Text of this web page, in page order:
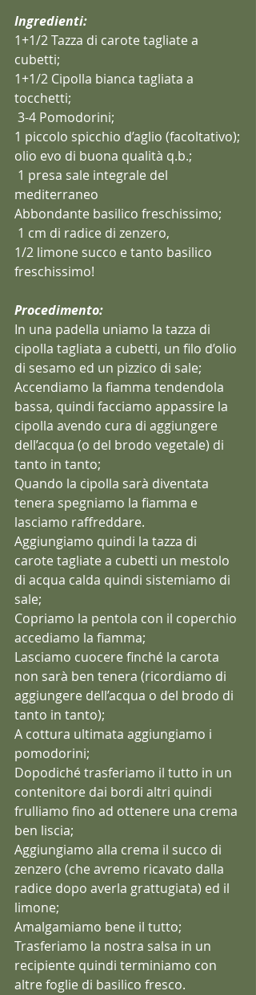
Ingredienti:
1+1/2 Tazza di carote tagliate a
cubetti;
1+1/2 Cipolla bianca tagliata a
tocchetti;
3-4 Pomodorini;
1 piccolo spicchio d’aglio (facoltativo);
olio evo di buona qualità q.b.;
mediterraneo
Abbondante basilico freschissimo;
1 cm di radice di zenzero,
1/2 limone succo e tanto basilico
freschissimo!
Procedimento:
In una padella uniamo la tazza di
cipolla tagliata a cubetti, un filo d’olio
di sesamo ed un pizzico di sale;
Accendiamo la fiamma tendendola
bassa, quindi facciamo appassire la
cipolla avendo cura di aggiungere
dell’acqua (o del brodo vegetale) di
tanto in tanto;
Quando la cipolla sarà diventata
tenera spegniamo la fiamma e
lasciamo raffreddare.
Aggiungiamo quindi la tazza di
carote tagliate a cubetti un mestolo
di acqua calda quindi sistemiamo di
sale;
Copriamo la pentola con il coperchio
accediamo la fiamma;
Lasciamo cuocere finché la carota
non sarà ben tenera (ricordiamo di
aggiungere dell’acqua o del brodo di
tanto in tanto);
A cottura ultimata aggiungiamo i
pomodorini;
Dopodiché trasferiamo il tutto in un
contenitore dai bordi altri quindi
frulliamo fino ad ottenere una crema
ben liscia;
Aggiungiamo alla crema il succo di
zenzero (che avremo ricavato dalla
radice dopo averla grattugiata) ed il
limone;
Amalgamiamo bene il tutto;
Trasferiamo la nostra salsa in un
recipiente quindi terminiamo con
altre foglie di basilico fresco.